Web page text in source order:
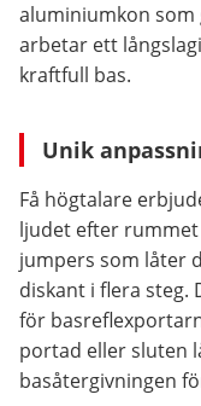
aluminiumkon som
arbetar ett
kraftfull bas.
Unik
Få högtalare
ljudet efter rummet
jumpers som låter
diskant i flera steg.
för
portad eller sluten
basåtergivningen